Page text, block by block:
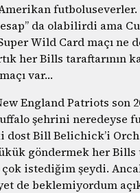
futboluseverler.
da olabilirdi ama
Wild Card maçı ne
her Bills taraftarının
var…
England Patriots son
şehrini neredeyse
dost Bill Belichick’i
göndermek her Bills
istediğim şeydi.
de beklemiyordum